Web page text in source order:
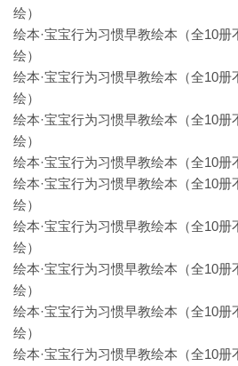
绘）
绘本·宝宝行为习惯早教绘本（全10册
绘）
绘本·宝宝行为习惯早教绘本（全10册
绘）
绘本·宝宝行为习惯早教绘本（全10册
绘）
绘本·宝宝行为习惯早教绘本（全10册
绘本·宝宝行为习惯早教绘本（全10册
绘）
绘本·宝宝行为习惯早教绘本（全10册
绘）
绘本·宝宝行为习惯早教绘本（全10
绘）
绘本·宝宝行为习惯早教绘本（全10册
绘）
绘本·宝宝行为习惯早教绘本（全10册